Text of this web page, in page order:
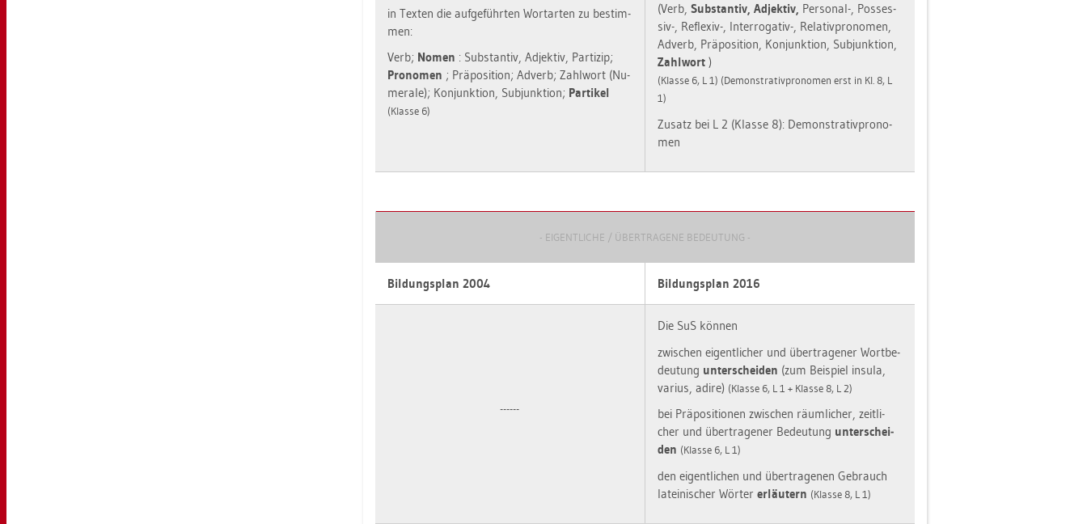
in Tex­ten die auf­ge­führ­ten Wort­ar­ten zu be­stim­
men:
Verb; Nomen : Sub­stan­tiv, Ad­jek­tiv, Par­ti­zip;
Pro­no­men ; Prä­po­si­ti­on; Ad­verb; Zahl­wort (Nu­
me­ra­le); Kon­junk­ti­on, Sub­junk­ti­on; Par­ti­kel
(Klas­se 6)
(Verb, Sub­stan­tiv, Ad­jek­tiv, Per­so­nal-, Pos­ses­
siv-, Re­fle­xiv-, In­ter­ro­ga­tiv-, Re­la­tiv­pro­no­men,
Ad­verb, Prä­po­si­ti­on, Kon­junk­ti­on, Sub­junk­ti­on,
Zahl­wort )
(Klas­se 6, L 1) (De­mons­tra­tiv­pro­no­men erst in Kl. 8, L
1)
Zu­satz bei L 2 (Klas­se 8): De­mons­tra­tiv­pro­no­
men
- EI­GENT­LI­CHE / ÜBER­TRA­GE­NE BE­DEU­TUNG -
Bil­dungs­plan 2004 Bil­dungs­plan 2016
------
Die SuS kön­nen
zwi­schen ei­gent­li­cher und über­tra­ge­ner Wort­be­
deu­tung un­ter­schei­den (zum Bei­spiel in­su­la,
va­ri­us, adire) (Klas­se 6, L 1 + Klas­se 8, L 2)
bei Prä­po­si­tio­nen zwi­schen räum­li­cher, zeit­li­
cher und über­tra­ge­ner Be­deu­tung un­ter­schei­
den (Klas­se 6, L 1)
den ei­gent­li­chen und über­tra­ge­nen Ge­brauch
la­tei­ni­scher Wör­ter er­läu­tern (Klas­se 8, L 1)